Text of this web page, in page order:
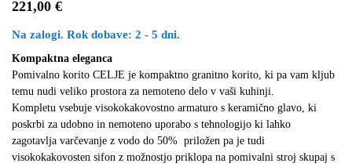
221,00 €
Na zalogi. Rok dobave: 2 - 5 dni.
Kompaktna eleganca
Pomivalno korito CELJE je kompaktno granitno korito, ki pa vam kljub
temu nudi veliko prostora za nemoteno delo v vaši kuhinji.
Kompletu vsebuje visokokakovostno armaturo s keramično glavo, ki
poskrbi za udobno in nemoteno uporabo s tehnologijo ki lahko
zagotavlja varčevanje z vodo do 50% priložen pa je tudi
visokokakovosten sifon z možnostjo priklopa na pomivalni stroj skupaj s